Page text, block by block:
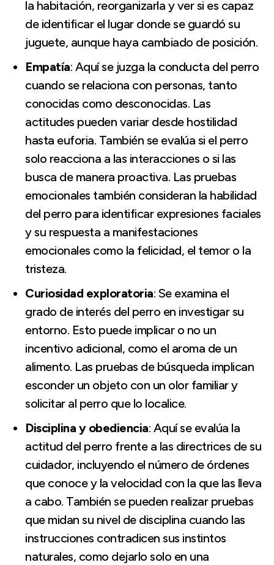
la habitación, reorganizarla y ver si es capaz
de identificar el lugar donde se guardó su
juguete, aunque haya cambiado de posición.
Empatía: Aquí se juzga la conducta del perro
cuando se relaciona con personas, tanto
conocidas como desconocidas. Las
actitudes pueden variar desde hostilidad
hasta euforia. También se evalúa si el perro
solo reacciona a las interacciones o si las
busca de manera proactiva. Las pruebas
emocionales también consideran la habilidad
del perro para identificar expresiones faciales
y su respuesta a manifestaciones
emocionales como la felicidad, el temor o la
tristeza.
Curiosidad exploratoria: Se examina el
grado de interés del perro en investigar su
entorno. Esto puede implicar o no un
incentivo adicional, como el aroma de un
alimento. Las pruebas de búsqueda implican
esconder un objeto con un olor familiar y
solicitar al perro que lo localice.
Disciplina y obediencia: Aquí se evalúa la
actitud del perro frente a las directrices de su
cuidador, incluyendo el número de órdenes
que conoce y la velocidad con la que las lleva
a cabo. También se pueden realizar pruebas
que midan su nivel de disciplina cuando las
instrucciones contradicen sus instintos
naturales, como dejarlo solo en una